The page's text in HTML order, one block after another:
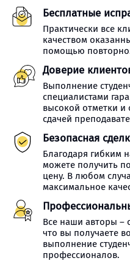
Бесплатные
Практически все
качеством
помощью
Доверие
Выполнение
специалистами
высокой отметки и
сдачей
Безопасная
Благодаря гибким
можете получить
цену. В любом
максимальное
Все наши авторы –
что вы получаете
выполнение
профессионалов.